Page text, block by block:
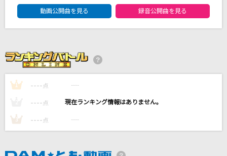
Runner
星街すいせい
さよならエレジー
[生音]左右盲
DAM★ともボーカルエントリーランキング
動画公開曲を見る
録音公開曲を見る
1 ---- 点 ----
---- 点 ----
3 ---- 点 ----